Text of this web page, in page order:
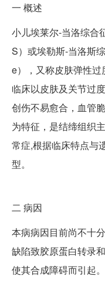
一 概述
小儿埃莱尔-当洛综合
S）或埃勒斯-当洛斯
e），又称皮肤弹性过
临床以皮肤及关节过
创伤不易愈合，血管
为特征，是结缔组织
常症,根据临床特点与
型。
二 病因
本病病因目前尚不十
缺陷致胶原蛋白转录
使其合成障碍而引起。